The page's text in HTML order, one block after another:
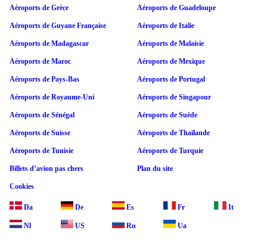
Aéroports de Grèce Aéroports de Guadeloupe
Aéroports de Guyane Française Aéroports de Italie
Aéroports de Madagascar Aéroports de Malaisie
Aéroports de Maroc Aéroports de Mexique
Aéroports de Pays-Bas Aéroports de Portugal
Aéroports de Royaume-Uni Aéroports de Singapour
Aéroports de Sénégal Aéroports de Suède
Aéroports de Suisse Aéroports de Thaïlande
Aéroports de Tunisie Aéroports de Turquie
Billets d’avion pas chers Plan du site
Cookies
Da De Es Fr It
Nl US Ru Ua